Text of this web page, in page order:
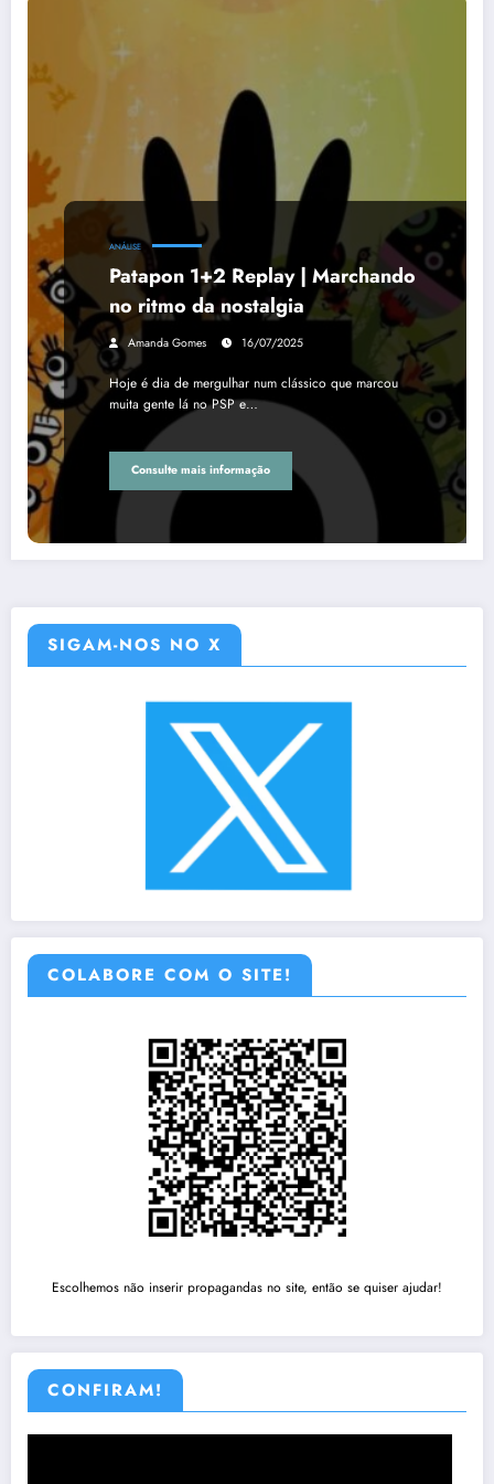
ANÁLISE
Patapon 1+2 Replay | Marchando
no ritmo da nostalgia
Amanda Gomes 16/07/2025
Hoje é dia de mergulhar num clássico que marcou
muita gente lá no PSP e…
Consulte mais informação
SIGAM-NOS NO X
COLABORE COM O SITE!
Escolhemos não inserir propagandas no site, então se quiser ajudar!
CONFIRAM!